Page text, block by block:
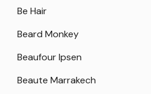
Be Hair
Beard Monkey
Beaufour Ipsen
Beaute Marrakech